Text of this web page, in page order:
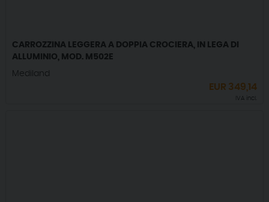
CARROZZINA LEGGERA A DOPPIA CROCIERA, IN LEGA DI
ALLUMINIO, MOD. M502E
Mediland
EUR 349,14
IVA incl.